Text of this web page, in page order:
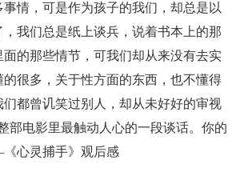
情，可是作为孩子的我们，却总是以
我们总是纸上谈兵，说着书本上的那
的那些情节，可我们却从来没有去实
很多，关于性方面的东西，也不懂得
都曾讥笑过别人，却从未好好的审视
部电影里最触动人心的一段谈话。你的
心灵捕手》观后感